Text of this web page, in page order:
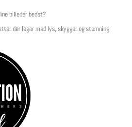
billeder bedst?
der leger med lys, skygger og stemning